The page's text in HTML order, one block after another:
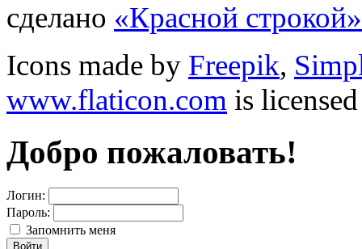
сделано «Красной строкой»
Icons made by Freepik,
www.flaticon.com is
Добро пожаловать!
Логин:
Пароль:
Запомнить меня